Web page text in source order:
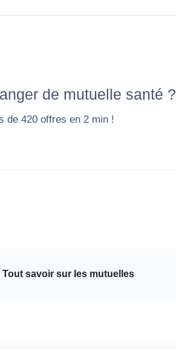
de mutuelle santé ?
de 420 offres en 2 min !
Tout savoir sur les mutuelles